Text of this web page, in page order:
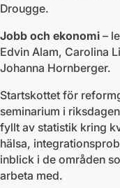
Drougge.
Jobb och ekonomi –
Edvin Alam, Carolina
Johanna Hornberger.
Startskottet för
seminarium i
fyllt av statistik kring
hälsa,
inblick i de områden
arbeta med.